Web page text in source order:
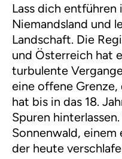
Lass dich entführen
Niemandsland und
Landschaft. Die
und Österreich hat
turbulente
eine offene
hat bis in das 18.
Spuren
Sonnenwald,
der heute